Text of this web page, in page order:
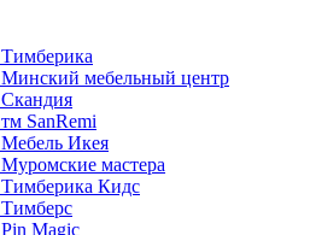
Тимберика
Минский мебельный центр
Скандия
тм SanRemi
Мебель Икея
Муромские мастера
Тимберика Кидс
Тимберс
Pin Magic